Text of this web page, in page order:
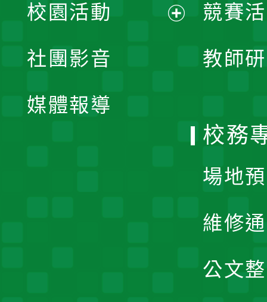
競賽
教師
開
校園活動
社團影音
媒體報導
校務
場地
維修
公文